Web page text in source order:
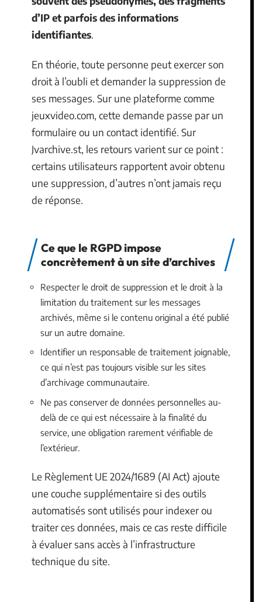
d’IP et parfois des informations
identifiantes.
En théorie, toute personne peut exercer son
droit à l’oubli et demander la suppression de
ses messages. Sur une plateforme comme
jeuxvideo.com, cette demande passe par un
formulaire ou un contact identifié. Sur
Jvarchive.st, les retours varient sur ce point :
certains utilisateurs rapportent avoir obtenu
une suppression, d’autres n’ont jamais reçu
de réponse.
Ce que le RGPD impose
concrètement à un site d’archives
Respecter le droit de suppression et le droit à la
limitation du traitement sur les messages
archivés, même si le contenu original a été publié
sur un autre domaine.
Identifier un responsable de traitement joignable,
ce qui n’est pas toujours visible sur les sites
d’archivage communautaire.
Ne pas conserver de données personnelles au-
delà de ce qui est nécessaire à la finalité du
service, une obligation rarement vérifiable de
l’extérieur.
Le Règlement UE 2024/1689 (AI Act) ajoute
une couche supplémentaire si des outils
automatisés sont utilisés pour indexer ou
traiter ces données, mais ce cas reste difficile
à évaluer sans accès à l’infrastructure
technique du site.